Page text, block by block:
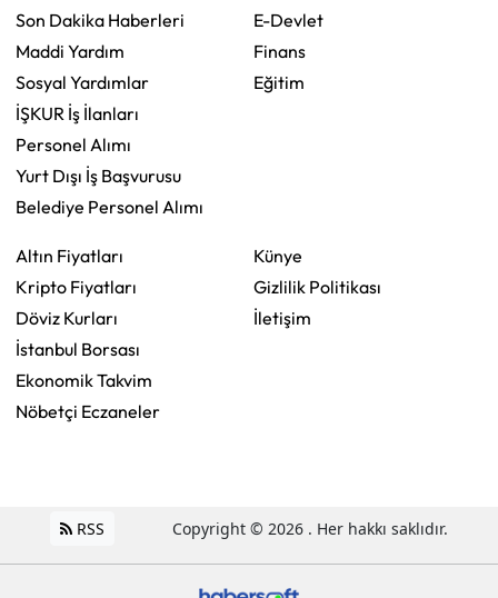
Son Dakika Haberleri
Maddi Yardım
Sosyal Yardımlar
İŞKUR İş İlanları
Personel Alımı
Yurt Dışı İş Başvurusu
Belediye Personel Alımı
E-Devlet
Finans
Eğitim
Altın Fiyatları
Kripto Fiyatları
Döviz Kurları
İstanbul Borsası
Ekonomik Takvim
Nöbetçi Eczaneler
Künye
Gizlilik Politikası
İletişim
RSS Copyright © 2026 . Her hakkı saklıdır.